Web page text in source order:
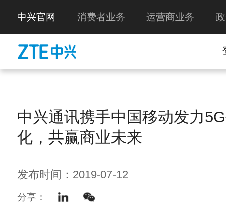
中兴官网 消费者业务 运营商业务
中兴通讯携手中国移动发力
化，共赢商业未来
发布时间：2019-07-12
分享：